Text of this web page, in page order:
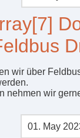
wir über
nehmen wir
01. May